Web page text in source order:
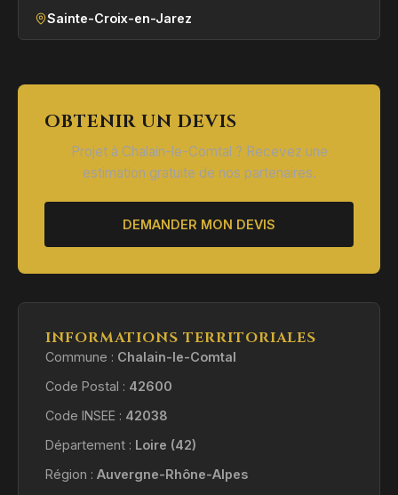
Sainte-Croix-en-Jarez
OBTENIR UN DEVIS
Projet à Chalain-le-Comtal ? Recevez une
estimation gratuite de nos partenaires.
DEMANDER MON DEVIS
INFORMATIONS TERRITORIALES
Commune : Chalain-le-Comtal
Code Postal : 42600
Code INSEE : 42038
Département : Loire (42)
Région : Auvergne-Rhône-Alpes